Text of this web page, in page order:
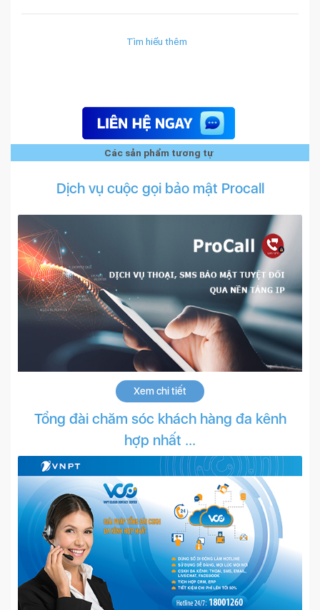
Tìm hiểu thêm
Các sản phẩm tương tự
Dịch vụ cuộc gọi bảo mật Procall
Xem chi tiết
Tổng đài chăm sóc khách hàng đa kênh
hợp nhất ...